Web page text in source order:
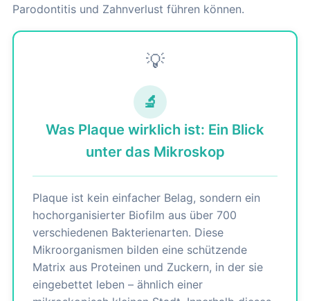
Parodontitis und Zahnverlust führen können.
💡
🔬
Was Plaque wirklich ist: Ein Blick
unter das Mikroskop
Plaque ist kein einfacher Belag, sondern ein
hochorganisierter Biofilm aus über 700
verschiedenen Bakterienarten. Diese
Mikroorganismen bilden eine schützende
Matrix aus Proteinen und Zuckern, in der sie
eingebettet leben – ähnlich einer